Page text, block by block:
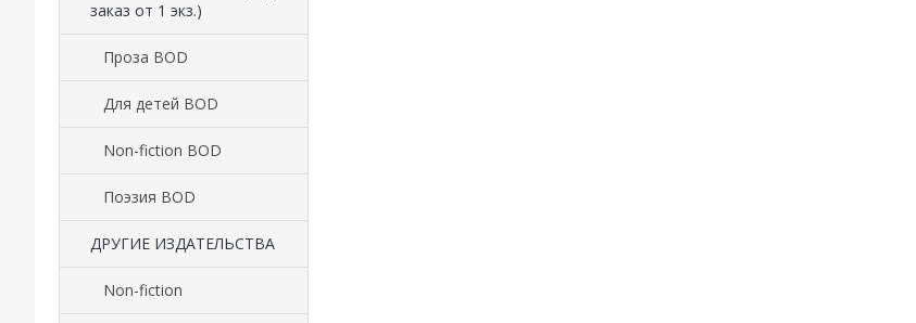
заказ от 1 экз.)
Проза BOD
Для детей BOD
Non-fiction BOD
Поэзия BOD
ДРУГИЕ ИЗДАТЕЛЬСТВА
Non-fiction